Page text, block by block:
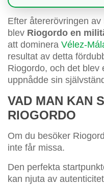
Efter återerövringen
blev Riogordo en
att dominera Vélez-
resultat av detta
Riogordo, och det blev
uppnådde sin
VAD MAN KAN
RIOGORDO
Om du besöker
inte får missa.
Den perfekta
kan njuta av